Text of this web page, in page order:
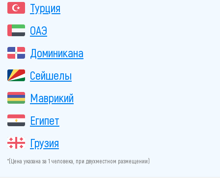
Турция
ОАЭ
Доминикана
Сейшелы
Маврикий
Египет
Грузия
*(Цена указана за 1 человека, при двухместном размещении)